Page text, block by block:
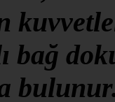
bağ